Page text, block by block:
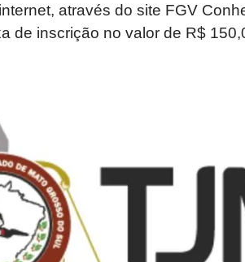
através do site FGV
de inscrição no valor de R$